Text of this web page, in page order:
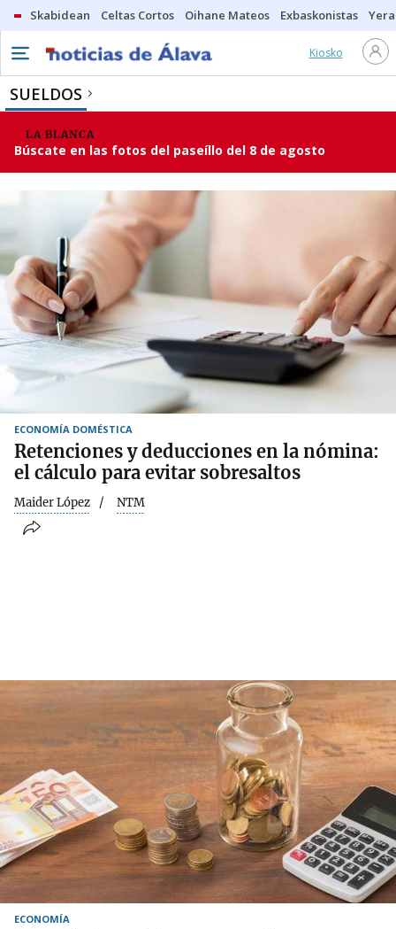
Skabidean Celtas Cortos Oihane Mateos Exbaskonistas
Kiosko
SUELDOS
LA BLANCA
Búscate en las fotos del paseíllo del 8 de agosto
ECONOMÍA DOMÉSTICA
Retenciones y deducciones en la nómina:
el cálculo para evitar sobresaltos
Maider López NTM
ECONOMÍA